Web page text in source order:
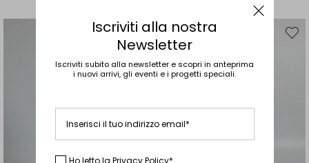
nella
wishlist
Iscriviti alla nostra
Newsletter
Iscriviti subito alla newsletter e scopri in anteprima
i nuovi arrivi, gli eventi e i progetti speciali.
Inserisci il tuo indirizzo email*
Ho letto la Privacy Policy*